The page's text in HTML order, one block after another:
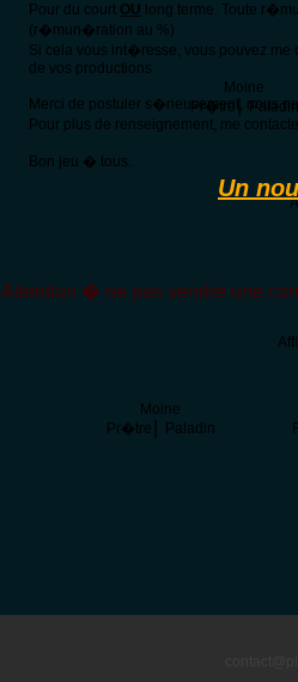
Moine
Pr�tre| Paladin
Attention � ne pas vendre une
Moine
Pr�tre
Paladin
Pour du court OU long terme. Toute
(r�mun�ration au %)
Si cela vous int�resse, vous pouvez
de vos productions
Merci de postuler s�rieusement, nous
Pour plus de renseignement, me
Bon jeu � tous.
Un